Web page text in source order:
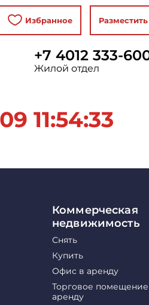
Избранное
+7 4012 333-
Жилой отдел
11:54:33
Коммерческая
недвижимость
Снять
Купить
Офис в аренду
Торговое
аренду